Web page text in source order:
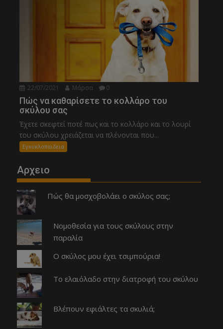
22/07/2021 Μάρσα 0
Πώς να καθαρίσετε το κολλάρο του
σκύλου σας
Έχετε σκεφτεί ποτέ πως και το κολλάρο και το λουρί
του σκύλου χρειάζεται να πλένονται που...
Εγκυκλοπαιδεια
Αρχειο
Πώς θα μοσχοβολάει ο σκύλος σας;
Νομοθεσία για τους σκύλους στην
παραλία
Ο σκύλος μου έχει τσιμπούρια!
Το ελαιόλαδο στην διατροφή του σκύλου
Βλέπουν εφιάλτες τα σκυλιά;